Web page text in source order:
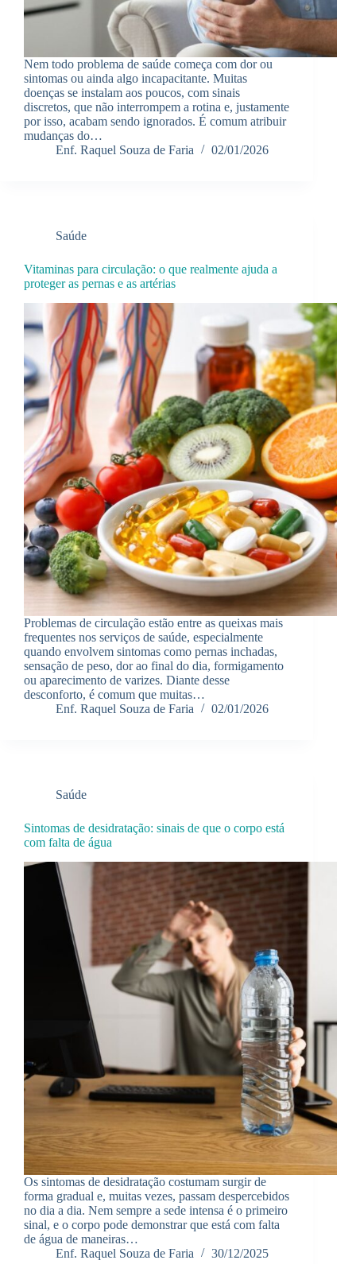
Nem todo problema de saúde começa com dor ou
sintomas ou ainda algo incapacitante. Muitas
doenças se instalam aos poucos, com sinais
discretos, que não interrompem a rotina e, justamente
por isso, acabam sendo ignorados. É comum atribuir
mudanças do…
Enf. Raquel Souza de Faria
02/01/2026
Saúde
Vitaminas para circulação: o que realmente ajuda a
proteger as pernas e as artérias
Problemas de circulação estão entre as queixas mais
frequentes nos serviços de saúde, especialmente
quando envolvem sintomas como pernas inchadas,
sensação de peso, dor ao final do dia, formigamento
ou aparecimento de varizes. Diante desse
desconforto, é comum que muitas…
Enf. Raquel Souza de Faria
02/01/2026
Saúde
Sintomas de desidratação: sinais de que o corpo está
com falta de água
Os sintomas de desidratação costumam surgir de
forma gradual e, muitas vezes, passam despercebidos
no dia a dia. Nem sempre a sede intensa é o primeiro
sinal, e o corpo pode demonstrar que está com falta
de água de maneiras…
Enf. Raquel Souza de Faria
30/12/2025